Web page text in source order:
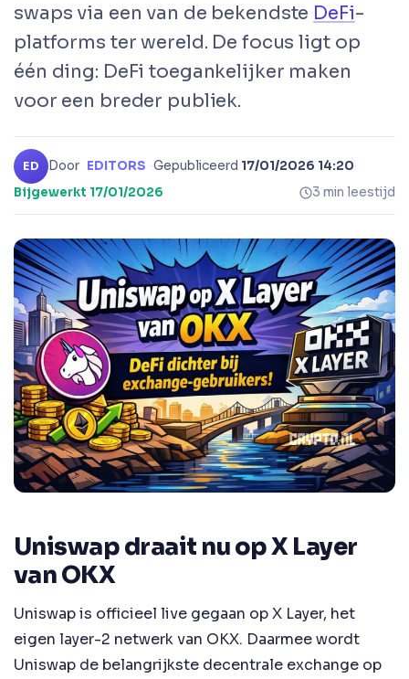
swaps via een van de bekendste DeFi-
platforms ter wereld. De focus ligt op
één ding: DeFi toegankelijker maken
voor een breder publiek.
ED Door EDITORS ·Gepubliceerd 17/01/2026 14:20·
Bijgewerkt 17/01/2026 3 min leestijd
Uniswap draait nu op X Layer
van OKX
Uniswap is officieel live gegaan op X Layer, het
eigen layer-2 netwerk van OKX. Daarmee wordt
Uniswap de belangrijkste decentrale exchange op